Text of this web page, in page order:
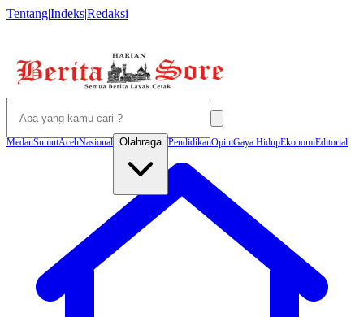
Tentang|Indeks|Redaksi
MedanSumutAcehNasional Olahraga PendidikanOpiniGaya HidupEkonomiEditorial